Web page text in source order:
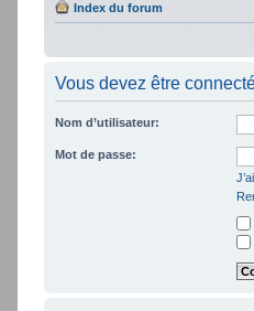
Index du forum
Vous devez être
Nom d’utilisateur:
Mot de passe: